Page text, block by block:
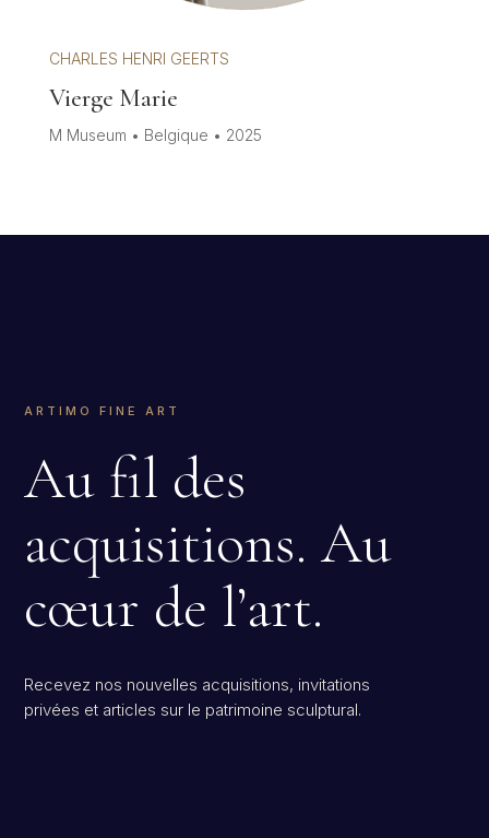
CHARLES HENRI GEERTS
Vierge Marie
M Museum • Belgique • 2025
ARTIMO FINE ART
Au fil des
acquisitions. Au
cœur de l’art.
Recevez nos nouvelles acquisitions, invitations
privées et articles sur le patrimoine sculptural.